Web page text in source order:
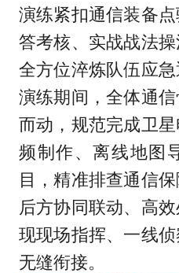
演练紧扣通信装备
答考核、实战战法
全方位淬炼队伍应急
演练期间，全体通
而动，规范完成卫
频制作、离线地图
目，精准排查通信
后方协同联动、高
现现场指挥、一线
无缝衔接。